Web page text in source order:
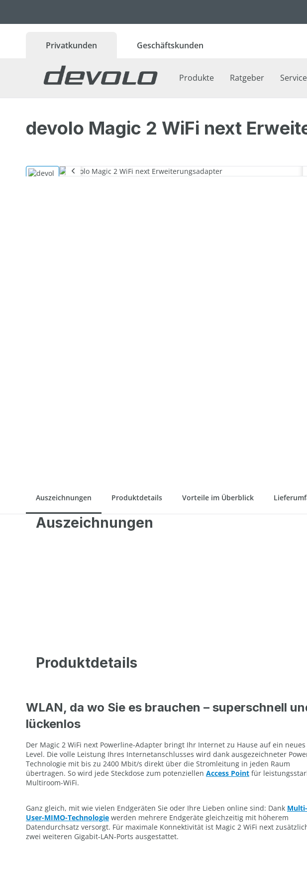
Privatkunden Geschäftskunden
Produkte Ratgeber Service
devolo Magic 2 WiFi next
Bildergalerie überspringen
Auszeichnungen Produktdetails Vorteile im Überblick
Auszeichnungen
Produktdetails
WLAN, da wo Sie es brauchen – superschnell
lückenlos
Der Magic 2 WiFi next Powerline-Adapter bringt Ihr Internet zu Hause auf ein neues
Level. Die volle Leistung Ihres Internetanschlusses wird dank ausgezeichneter
Technologie mit bis zu 2400 Mbit/s direkt über die Stromleitung in jeden Raum
übertragen. So wird jede Steckdose zum potenziellen Access Point für
Multiroom-WiFi.
Ganz gleich, mit wie vielen Endgeräten Sie oder Ihre Lieben online sind: Dank Multi-
User-MIMO-Technologie werden mehrere Endgeräte gleichzeitig mit höherem
Datendurchsatz versorgt. Für maximale Konnektivität ist Magic 2 WiFi next
zwei weiteren Gigabit-LAN-Ports ausgestattet.